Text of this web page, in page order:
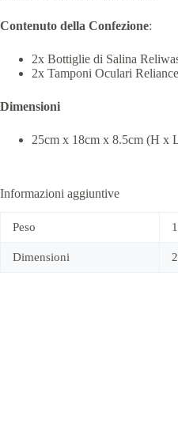
Contenuto della Confezione:
2x Bottiglie di Salina
2x Tamponi Oculari Reliance
Dimensioni
25cm x 18cm x 8.5cm (H x
Informazioni aggiuntive
Peso
Dimensioni